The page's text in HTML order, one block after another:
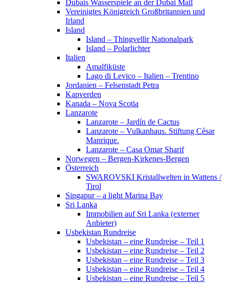
Dubais Wasserspiele an der Dubai Mall
Vereinigtes Königreich Großbritannien und
Irland
Island
Island – Thingvellir Nationalpark
Island – Polarlichter
Italien
Amalfiküste
Lago di Levico – Italien – Trentino
Jordanien – Felsenstadt Petra
Kapverden
Kanada – Nova Scotia
Lanzarote
Lanzarote – Jardín de Cactus
Lanzarote – Vulkanhaus. Stiftung César
Manrique.
Lanzarote – Casa Omar Sharif
Norwegen – Bergen-Kirkenes-Bergen
Österreich
SWAROVSKI Kristallwelten in Wattens /
Tirol
Singapur – a light Marina Bay
Sri Lanka
Immobilien auf Sri Lanka (externer
Anbieter)
Usbekistan Rundreise
Usbekistan – eine Rundreise – Teil 1
Usbekistan – eine Rundreise – Teil 2
Usbekistan – eine Rundreise – Teil 3
Usbekistan – eine Rundreise – Teil 4
Usbekistan – eine Rundreise – Teil 5